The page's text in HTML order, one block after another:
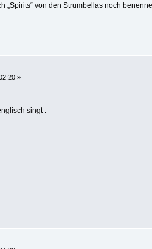
„Spirits“ von den Strumbellas noch
»
singt .